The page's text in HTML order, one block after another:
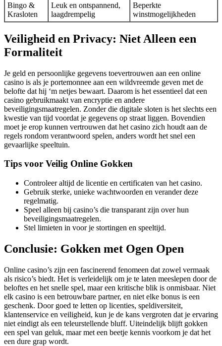
Bingo &
Krasloten
Leuk en ontspannend,
laagdrempelig
Beperkte
winstmogelijkheden
Veiligheid en Privacy: Niet Alleen een
Formaliteit
Je geld en persoonlijke gegevens toevertrouwen aan een online
casino is als je portemonnee aan een wildvreemde geven met de
belofte dat hij ‘m netjes bewaart. Daarom is het essentieel dat een
casino gebruikmaakt van encryptie en andere
beveiligingsmaatregelen. Zonder die digitale sloten is het slechts een
kwestie van tijd voordat je gegevens op straat liggen. Bovendien
moet je erop kunnen vertrouwen dat het casino zich houdt aan de
regels rondom verantwoord spelen, anders wordt het snel een
gevaarlijke speeltuin.
Tips voor Veilig Online Gokken
Controleer altijd de licentie en certificaten van het casino.
Gebruik sterke, unieke wachtwoorden en verander deze
regelmatig.
Speel alleen bij casino’s die transparant zijn over hun
beveiligingsmaatregelen.
Stel limieten in voor je stortingen en speeltijd.
Conclusie: Gokken met Ogen Open
Online casino’s zijn een fascinerend fenomeen dat zowel vermaak
als risico’s biedt. Het is verleidelijk om je te laten meeslepen door de
beloftes en het snelle spel, maar een kritische blik is onmisbaar. Niet
elk casino is een betrouwbare partner, en niet elke bonus is een
geschenk. Door goed te letten op licenties, speldiversiteit,
klantenservice en veiligheid, kun je de kans vergroten dat je ervaring
niet eindigt als een teleurstellende bluff. Uiteindelijk blijft gokken
een spel van geluk, maar met een beetje kennis voorkom je dat het
een dure grap wordt.